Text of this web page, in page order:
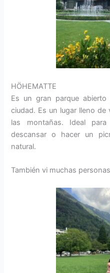
HÖHEMATTE
Es un gran parque
ciudad. Es un lugar lleno
las montañas. Ideal
descansar o hacer un
natural.
También vi muchas